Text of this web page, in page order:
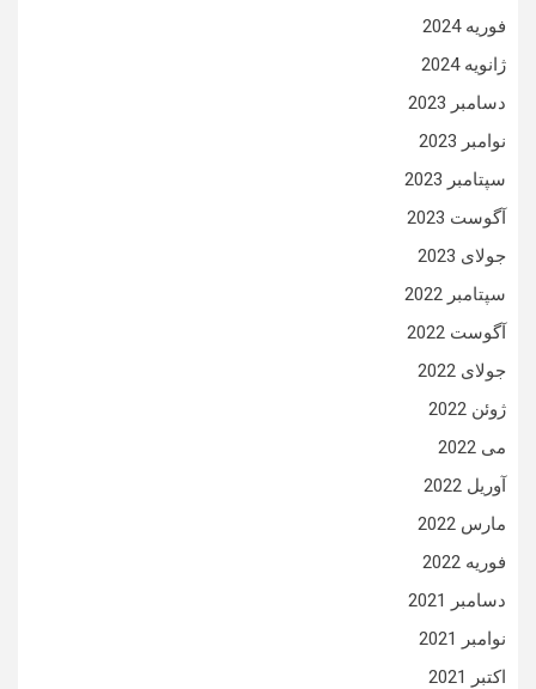
فوریه 2024
ژانویه 2024
دسامبر 2023
نوامبر 2023
سپتامبر 2023
آگوست 2023
جولای 2023
سپتامبر 2022
آگوست 2022
جولای 2022
ژوئن 2022
می 2022
آوریل 2022
مارس 2022
فوریه 2022
دسامبر 2021
نوامبر 2021
اکتبر 2021